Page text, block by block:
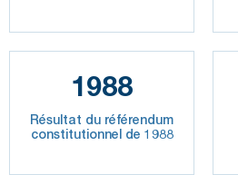
1988
Résultat du référendum
constitutionnel de 1988